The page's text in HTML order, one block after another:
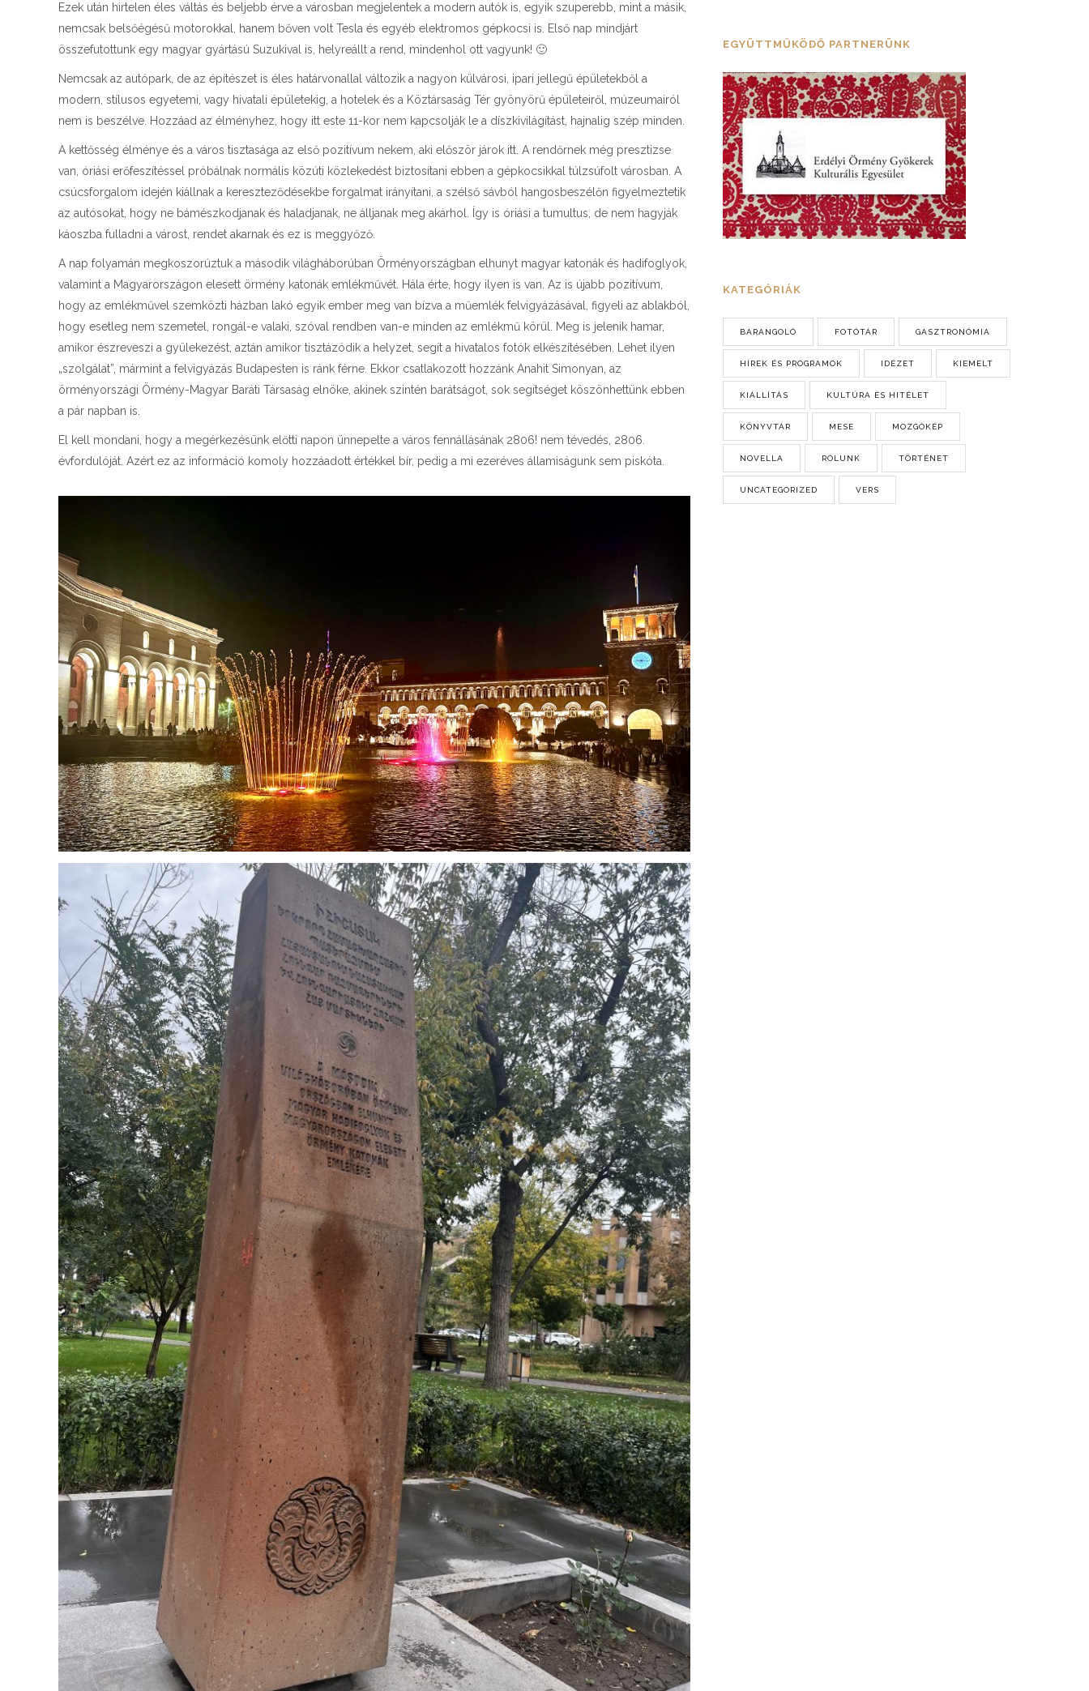
Ezek után hirtelen éles váltás és beljebb érve a városban megjelentek a modern autók is, egyik szuperebb, mint a másik,
nemcsak belsőégésű motorokkal, hanem bőven volt Tesla és egyéb elektromos gépkocsi is. Első nap mindjárt
összefutottunk egy magyar gyártású Suzukival is, helyreállt a rend, mindenhol ott vagyunk! 🙂
Nemcsak az autópark, de az építészet is éles határvonallal változik a nagyon külvárosi, ipari jellegű épületekből a
modern, stílusos egyetemi, vagy hivatali épületekig, a hotelek és a Köztársaság Tér gyönyörű épületeiről, múzeumairól
nem is beszélve. Hozzáad az élményhez, hogy itt este 11-kor nem kapcsolják le a díszkivilágítást, hajnalig szép minden.
A kettősség élménye és a város tisztasága az első pozitívum nekem, aki először járok itt. A rendőrnek még presztizse
van, óriási erőfeszítéssel próbálnak normális közúti közlekedést biztosítani ebben a gépkocsikkal túlzsúfolt városban. A
csúcsforgalom idején kiállnak a kereszteződésekbe forgalmat irányítani, a szélső sávból hangosbeszélőn figyelmeztetik
az autósokat, hogy ne bámészkodjanak és haladjanak, ne álljanak meg akárhol. Így is óriási a tumultus, de nem hagyják
káoszba fulladni a várost, rendet akarnak és ez is meggyőző.
A nap folyamán megkoszorúztuk a második világháborúban Örményországban elhunyt magyar katonák és hadifoglyok,
valamint a Magyarországon elesett örmény katonák emlékművét. Hála érte, hogy ilyen is van. Az is újabb pozitívum,
hogy az emlékművel szemközti házban lakó egyik ember meg van bízva a műemlék felvigyázásával, figyeli az ablakból,
hogy esetleg nem szemetel, rongál-e valaki, szóval rendben van-e minden az emlékmű körül. Meg is jelenik hamar,
amikor észreveszi a gyülekezést, aztán amikor tisztázódik a helyzet, segít a hivatalos fotók elkészítésében. Lehet ilyen
„szolgálat”, mármint a felvigyázás Budapesten is ránk férne. Ekkor csatlakozott hozzánk Anahit Simonyan, az
örményországi Örmény-Magyar Baráti Társaság elnöke, akinek szintén barátságot, sok segítséget köszönhettünk ebben
a pár napban is.
El kell mondani, hogy a megérkezésünk előtti napon ünnepelte a város fennállásának 2806! nem tévedés, 2806.
évfordulóját. Azért ez az információ komoly hozzáadott értékkel bír, pedig a mi ezeréves államiságunk sem piskóta.
EGYÜTTMŰKÖDŐ PARTNERÜNK
KATEGÓRIÁK
BARANGOLÓ FOTÓTÁR GASZTRONÓMIA
HÍREK ÉS PROGRAMOK IDÉZET KIEMELT
KIÁLLÍTÁS KULTÚRA ÉS HITÉLET
KÖNYVTÁR MESE MOZGÓKÉP
NOVELLA RÓLUNK TÖRTÉNET
UNCATEGORIZED VERS